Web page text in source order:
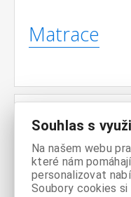
Matrace
Noční
stolky
Souhlas s
Na našem webu
které nám
personalizovat
Soubory cookies